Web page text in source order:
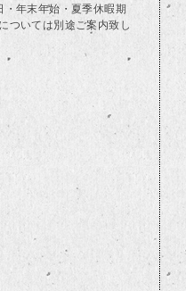
年末年始・夏季休暇期
ついては別途ご案内致し